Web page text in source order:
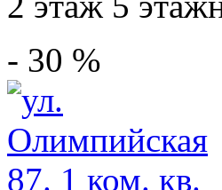
- 30 %